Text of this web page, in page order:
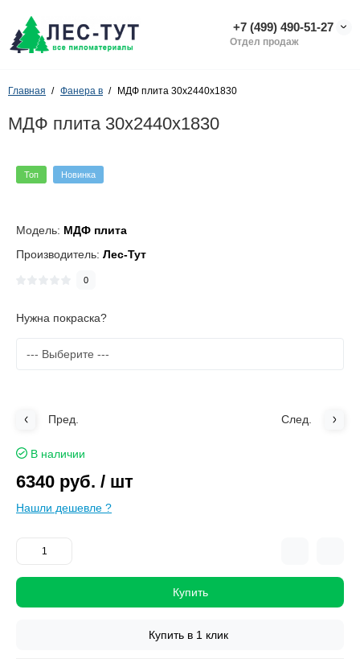
+7 (499) 490-51-27
Отдел продаж
Главная Фанера в МДФ плита 30х2440х1830
МДФ плита 30х2440х1830
Топ Новинка
Модель: МДФ плита
Производитель: Лес-Тут
0
Нужна покраска?
Пред. След.
В наличии
6340 руб. / шт
Нашли дешевле ?
Купить
Купить в 1 клик